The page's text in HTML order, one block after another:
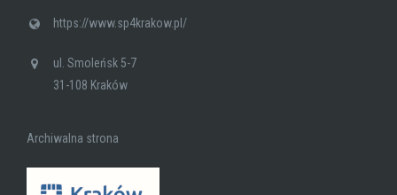
https://www.sp4krakow.pl/
ul. Smoleńsk 5-7
31-108 Kraków
Archiwalna strona